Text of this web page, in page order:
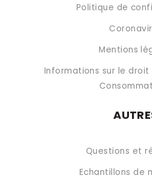
Politique de
Mentions
Informations sur le
Questions et
Echantillons de